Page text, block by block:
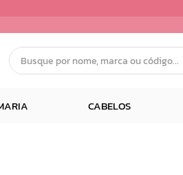
Busque por nome, marca ou código...
CABELOS